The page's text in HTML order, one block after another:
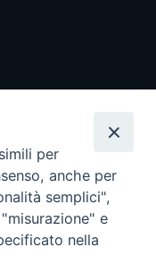
per
anche per
semplici",
e
nella